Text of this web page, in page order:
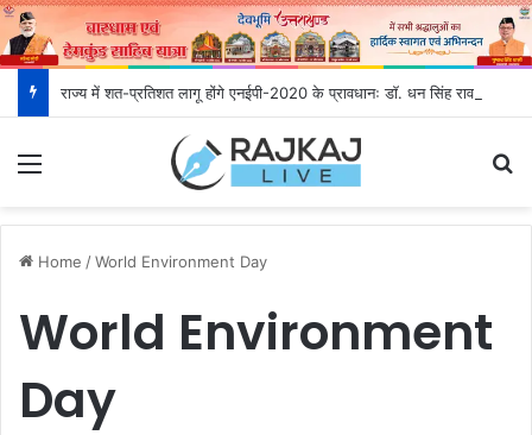
राज्य में शत-प्रतिशत लागू होंगे एनईपी-2020 के प्रावधानः डाॅ. धन सिंह रावत
Home /World Environment Day
World Environment
Day